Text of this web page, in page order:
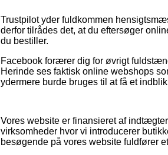
Trustpilot yder fuldkommen
derfor tilrådes det, at du eftersøger
du bestiller.
Facebook forærer dig for øvrigt
Herinde ses faktisk online webshops
ydermere burde bruges til at få et
Vores website er finansieret af
virksomheder hvor vi introducerer
besøgende på vores website fuldfører